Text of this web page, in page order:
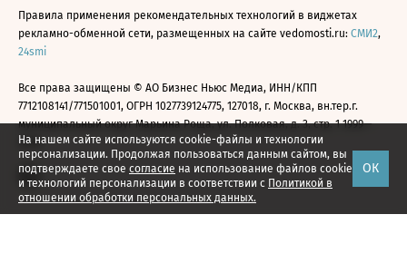
На нашем сайте используются cookie-файлы и технологии
персонализации. Продолжая пользоваться данным сайтом, вы
подтверждаете свое согласие на использование файлов cookie
и технологий персонализации в соответствии с Политикой в
отношении обработки персональных данных.
ОК
Правила применения рекомендательных технологий в виджетах
рекламно-обменной сети, размещенных на сайте vedomosti.ru: СМИ2,
24smi
Все права защищены © АО Бизнес Ньюс Медиа, ИНН/КПП
7712108141/771501001, ОГРН 1027739124775, 127018, г. Москва, вн.тер.г.
муниципальный округ Марьина Роща, ул. Полковая, д. 3, стр. 1 1999—
2026